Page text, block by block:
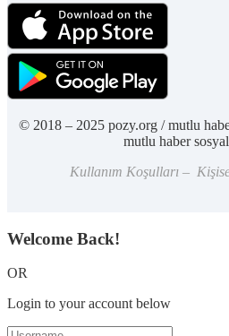
© 2018 – 2025 pozy.org / mutlu
mutlu haber
Kullanım Koşulları –
Welcome Back!
OR
Login to your account below